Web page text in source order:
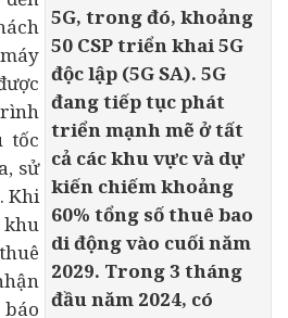
5G, trong đó, khoảng
50 CSP triển khai 5G
độc lập (5G SA). 5G
đang tiếp tục phát
triển mạnh mẽ ở tất
cả các khu vực và dự
kiến chiếm khoảng
60% tổng số thuê bao
di động vào cuối năm
2029. Trong 3 tháng
đầu năm 2024, có
tốc
sử
Khi